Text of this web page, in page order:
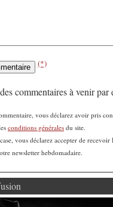
(*)
commentaires à venir par
vous déclarez avoir pris
conditions générales du site.
vous déclarez accepter de recevoir
newsletter hebdomadaire.